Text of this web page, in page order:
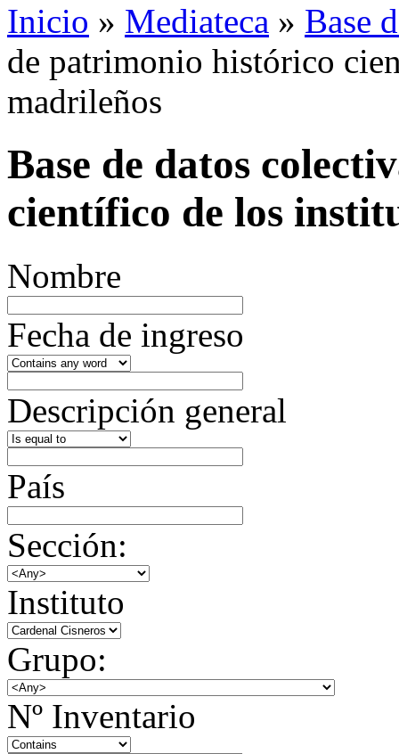
Inicio » Mediateca » Base
de patrimonio histórico
madrileños
Base de datos
científico de los
Nombre
Fecha de ingreso
Descripción general
País
Sección:
Instituto
Grupo:
Nº Inventario